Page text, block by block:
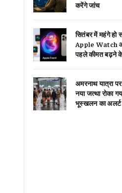
करेंगे जांच
सितंबर में महंगे
Apple Watch
पहले कीमत बढ़ने
अमरनाथ यात्रा
नया जत्था रोका
भूस्खलन का अलर्ट